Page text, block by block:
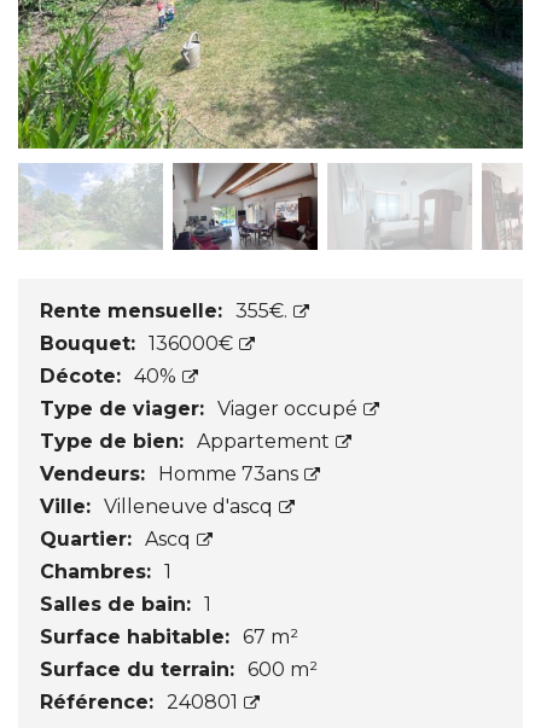
Rente mensuelle: 355€.
Bouquet: 136000€
Décote: 40%
Type de viager: Viager occupé
Type de bien: Appartement
Vendeurs:
Homme 73ans
Ville: Villeneuve d'ascq
Quartier: Ascq
Chambres: 1
Salles de bain: 1
Surface habitable: 67 m²
Surface du terrain: 600 m²
Référence: 240801